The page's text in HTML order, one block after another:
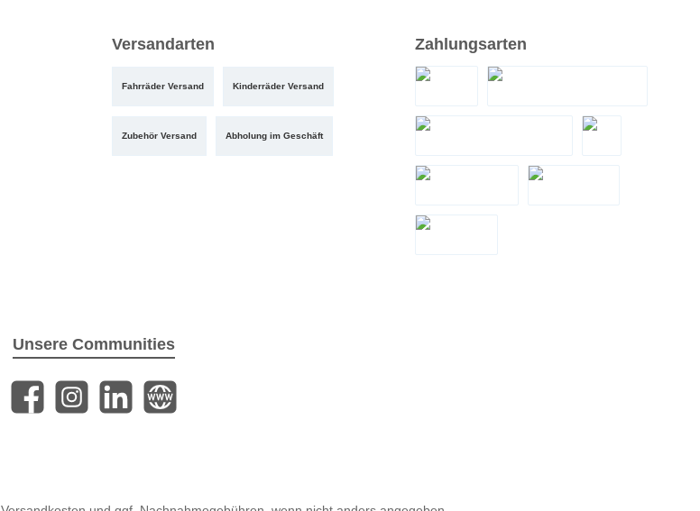
Versandarten
Fahrräder Versand Kinderräder Versand
Zubehör Versand Abholung im Geschäft
Zahlungsarten
PayPal Santander Teilzahlung
Zahlung bei Abholung
LeaseMyBike
Unsere Communities
FacebookInstagramLinkedInWebsite